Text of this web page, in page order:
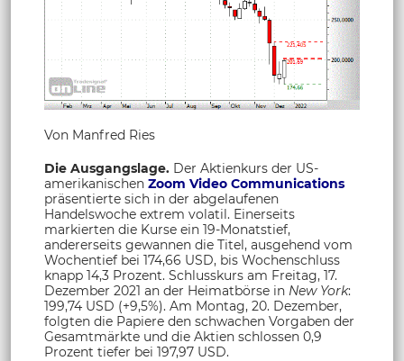
Von Manfred Ries
Die Ausgangslage. Der Aktienkurs der US-
amerikanischen Zoom Video Communications
präsentierte sich in der abgelaufenen
Handelswoche extrem volatil. Einerseits
markierten die Kurse ein 19-Monatstief,
andererseits gewannen die Titel, ausgehend vom
Wochentief bei 174,66 USD, bis Wochenschluss
knapp 14,3 Prozent. Schlusskurs am Freitag, 17.
Dezember 2021 an der Heimatbörse in New York:
199,74 USD (+9,5%). Am Montag, 20. Dezember,
folgten die Papiere den schwachen Vorgaben der
Gesamtmärkte und die Aktien schlossen 0,9
Prozent tiefer bei 197,97 USD.